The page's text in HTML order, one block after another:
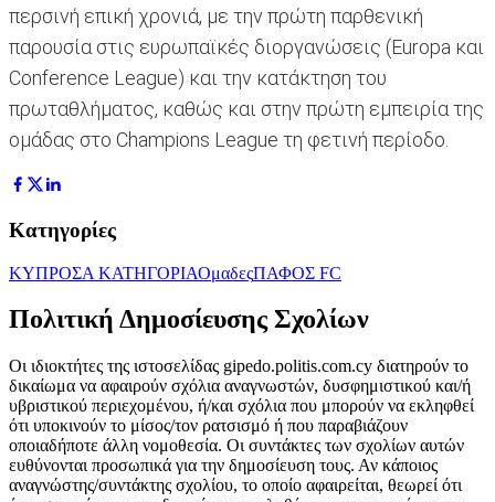
περσινή επική χρονιά, με την πρώτη παρθενική
παρουσία στις ευρωπαϊκές διοργανώσεις (Europa και
Conference League) και την κατάκτηση του
πρωταθλήματος, καθώς και στην πρώτη εμπειρία της
ομάδας στο Champions League τη φετινή περίοδο.
Κατηγορίες
ΚΥΠΡΟΣΑ ΚΑΤΗΓΟΡΙΑΟμαδεςΠΑΦΟΣ FC
Πολιτική Δημοσίευσης Σχολίων
Οι ιδιοκτήτες της ιστοσελίδας gipedo.politis.com.cy διατηρούν το
δικαίωμα να αφαιρούν σχόλια αναγνωστών, δυσφημιστικού και/ή
υβριστικού περιεχομένου, ή/και σχόλια που μπορούν να εκληφθεί
ότι υποκινούν το μίσος/τον ρατσισμό ή που παραβιάζουν
οποιαδήποτε άλλη νομοθεσία. Οι συντάκτες των σχολίων αυτών
ευθύνονται προσωπικά για την δημοσίευση τους. Αν κάποιος
αναγνώστης/συντάκτης σχολίου, το οποίο αφαιρείται, θεωρεί ότι